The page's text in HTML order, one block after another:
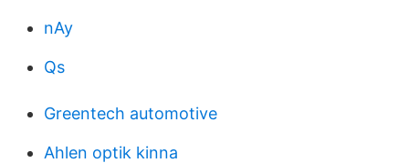
nAy
Qs
Greentech automotive
Ahlen optik kinna